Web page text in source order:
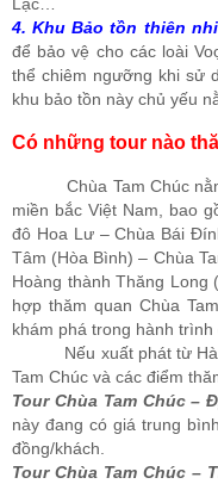
4. Khu Bảo tồn thiên
để bảo vệ cho các loài
thể chiêm ngưỡng khi sử
khu bảo tồn này chủ yếu
Có những tour nào
Chùa Tam Chúc nằm
miền bắc Việt Nam, bao
đô Hoa Lư – Chùa Bái
Tâm (Hòa Bình) – Chùa
Hoàng thành Thăng Long
hợp thăm quan Chùa
khám phá trong hành trình
Nếu xuất phát từ Hà
Tam Chúc và các điểm
Tour Chùa Tam Chúc –
này đang có giá trung
đồng/khách.
Tour Chùa Tam Chúc –